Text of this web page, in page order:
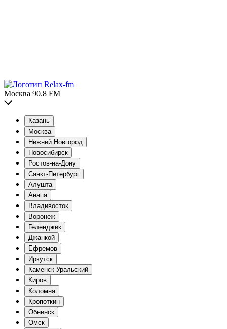
Москва 90.8 FM
Казань
Москва
Нижний Новгород
Новосибирск
Ростов-на-Дону
Санкт-Петербург
Алушта
Анапа
Владивосток
Воронеж
Геленджик
Джанкой
Ефремов
Иркутск
Каменск-Уральский
Киров
Коломна
Кропоткин
Обнинск
Омск